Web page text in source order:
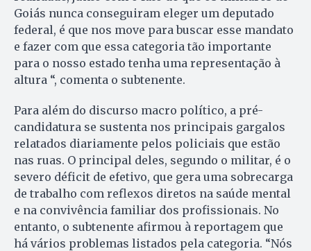
Goiás nunca conseguiram eleger um deputado
federal, é que nos move para buscar esse mandato
e fazer com que essa categoria tão importante
para o nosso estado tenha uma representação à
altura “, comenta o subtenente.
Para além do discurso macro político, a pré-
candidatura se sustenta nos principais gargalos
relatados diariamente pelos policiais que estão
nas ruas. O principal deles, segundo o militar, é o
severo déficit de efetivo, que gera uma sobrecarga
de trabalho com reflexos diretos na saúde mental
e na convivência familiar dos profissionais. No
entanto, o subtenente afirmou à reportagem que
há vários problemas listados pela categoria. “Nós